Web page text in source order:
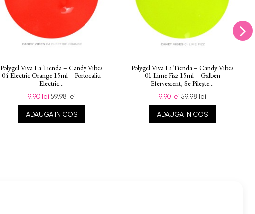
Polygel Viva La Tienda – Candy Vibes
04 Electric Orange 15ml – Portocaliu
Electric...
9,90 lei59,98 lei
ADAUGA IN COS
Polygel Viva La Tienda – Candy Vibes
01 Lime Fizz 15ml – Galben
Efervescent, Se Pilește...
9,90 lei59,98 lei
ADAUGA IN COS